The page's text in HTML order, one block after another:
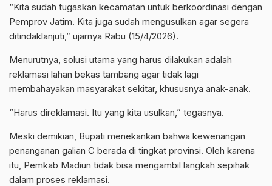
“Kita sudah tugaskan kecamatan untuk berkoordinasi dengan
Pemprov Jatim. Kita juga sudah mengusulkan agar segera
ditindaklanjuti,” ujarnya Rabu (15/4/2026).
Menurutnya, solusi utama yang harus dilakukan adalah
reklamasi lahan bekas tambang agar tidak lagi
membahayakan masyarakat sekitar, khususnya anak-anak.
“Harus direklamasi. Itu yang kita usulkan,” tegasnya.
Meski demikian, Bupati menekankan bahwa kewenangan
penanganan galian C berada di tingkat provinsi. Oleh karena
itu, Pemkab Madiun tidak bisa mengambil langkah sepihak
dalam proses reklamasi.